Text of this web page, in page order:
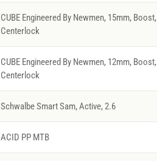
CUBE Engineered By Newmen, 15mm, Boost,
Centerlock
CUBE Engineered By Newmen, 12mm, Boost,
Centerlock
Schwalbe Smart Sam, Active, 2.6
ACID PP MTB